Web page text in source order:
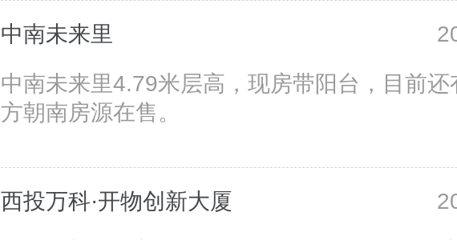
中南未来里
中南未来里4.79米层高，现房带阳台，目前还
方朝南房源在售。
西投万科·开物创新大厦